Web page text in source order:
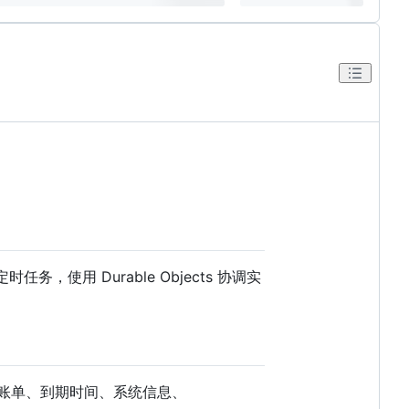
时任务，使用 Durable Objects 协调实
、到期时间、系统信息、